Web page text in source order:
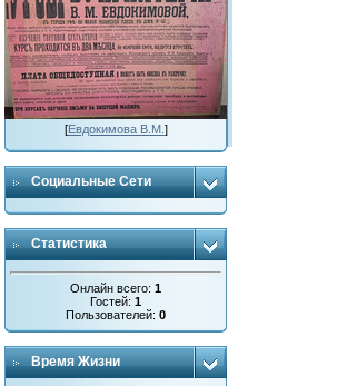
[Евдокимова В.М. ]
Социальные Сети
Статистика
Онлайн всего:1
Гостей:1
Пользователей:0
Время Жизни